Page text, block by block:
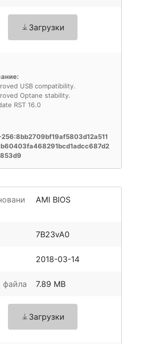
Загрузки
USB compatibility.
Optane stability.
RST 16.0
AMI BIOS
7B23vA0
2018-03-14
файла 7.89 MB
Загрузки